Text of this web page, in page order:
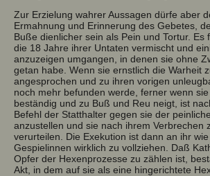
Zur Erzielung wahrer Aussagen dürfe aber
Ermahnung und Erinnerung des Gebetes,
Buße dienlicher sein als Pein und Tortur. Es
die 18 Jahre ihrer Untaten vermischt und
anzuzeigen umgangen, in denen sie ohne
getan habe. Wenn sie ernstlich die Warheit
angesprochen und zu ihren vorigen
noch mehr befunden werde, ferner wenn
beständig und zu Buß und Reu neigt, ist
Befehl der Statthalter gegen sie der
anzustellen und sie nach ihrem Verbrechen
verurteilen. Die Exekution ist dann an ihr
Gespielinnen wirklich zu vollziehen. Daß
Opfer der Hexenprozesse zu zählen ist,
Akt, in dem auf sie als eine hingerichtete